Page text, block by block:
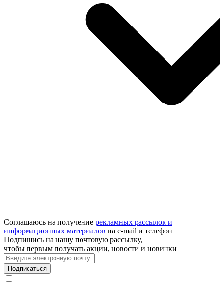
Соглашаюсь на получение рекламных рассылок и
информационных материалов на e‑mail и телефон
Подпишись на нашу почтовую рассылку,
чтобы первым получать акции, новости и новинки
Подписаться